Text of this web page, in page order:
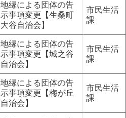
地縁による団体の告
示事項変更【生桑町
大谷自治会】
市民生活
課
地縁による団体の告
示事項変更【城之谷
自治会】
市民生活
課
地縁による団体の告
示事項変更【梅が丘
自治会】
市民生活
課